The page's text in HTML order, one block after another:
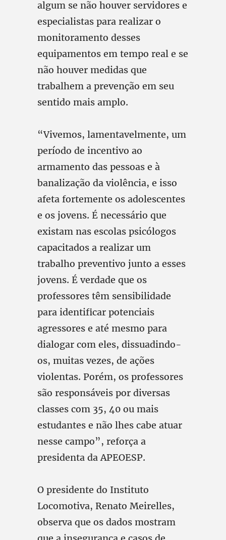
algum se não houver servidores e
especialistas para realizar o
monitoramento desses
equipamentos em tempo real e se
não houver medidas que
trabalhem a prevenção em seu
sentido mais amplo.
“Vivemos, lamentavelmente, um
período de incentivo ao
armamento das pessoas e à
banalização da violência, e isso
afeta fortemente os adolescentes
e os jovens. É necessário que
existam nas escolas psicólogos
capacitados a realizar um
trabalho preventivo junto a esses
jovens. É verdade que os
professores têm sensibilidade
para identificar potenciais
agressores e até mesmo para
dialogar com eles, dissuadindo-
os, muitas vezes, de ações
violentas. Porém, os professores
são responsáveis por diversas
classes com 35, 40 ou mais
estudantes e não lhes cabe atuar
nesse campo”, reforça a
presidenta da APEOESP.
O presidente do Instituto
Locomotiva, Renato Meirelles,
observa que os dados mostram